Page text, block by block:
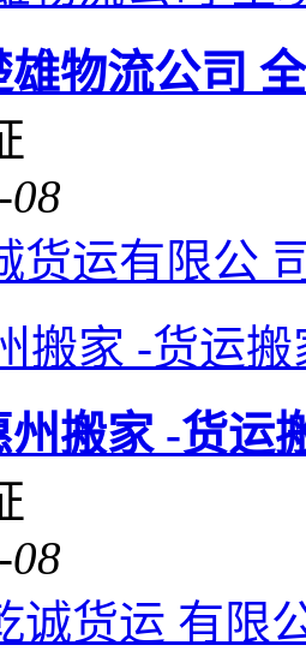
雄物流公司
08
货运有限公
州搬家 -货运
08
诚货运 有限